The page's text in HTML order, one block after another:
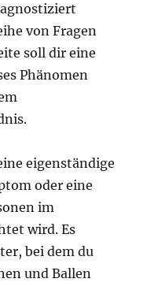
von Fragen
soll dir eine
Phänomen
eigenständige
oder eine
im
wird. Es
bei dem du
und Ballen